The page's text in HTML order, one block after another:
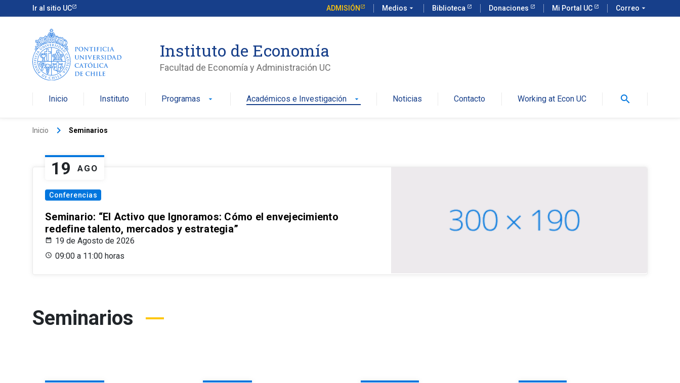
Ir al sitio UC ADMISIÓN Medios arrow_drop_down Biblioteca Donaciones Mi Portal UC Correo arrow_drop_down
Instituto de Economía
Facultad de Economía y Administración UC
Inicio Instituto Programas arrow_drop_down Académicos e Investigación arrow_drop_down Noticias Contacto Working at Econ UC search
Inicio keyboard_arrow_right Seminarios
19 AGO
Conferencias
Seminario: “El Activo que Ignoramos: Cómo el envejecimiento
redefine talento, mercados y estrategia”
19 de Agosto de 2026
09:00 a 11:00 horas
Seminarios